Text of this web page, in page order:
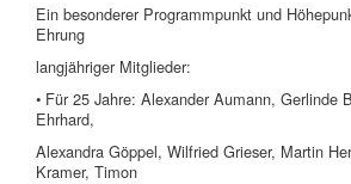
Ein besonderer Programmpunkt und
Ehrung
langjähriger Mitglieder:
• Für 25 Jahre: Alexander Aumann, Gerlinde
Ehrhard,
Alexandra Göppel, Wilfried Grieser, Martin
Kramer, Timon